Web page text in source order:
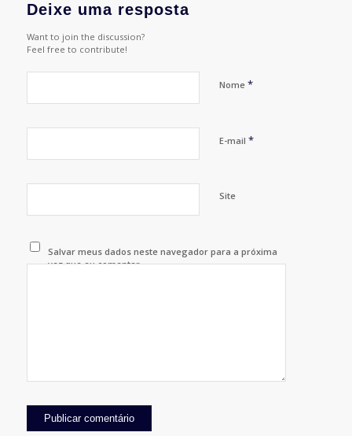
Deixe uma resposta
Want to join the discussion?
Feel free to contribute!
Nome *
E-mail *
Site
Salvar meus dados neste navegador para a próxima
vez que eu comentar.